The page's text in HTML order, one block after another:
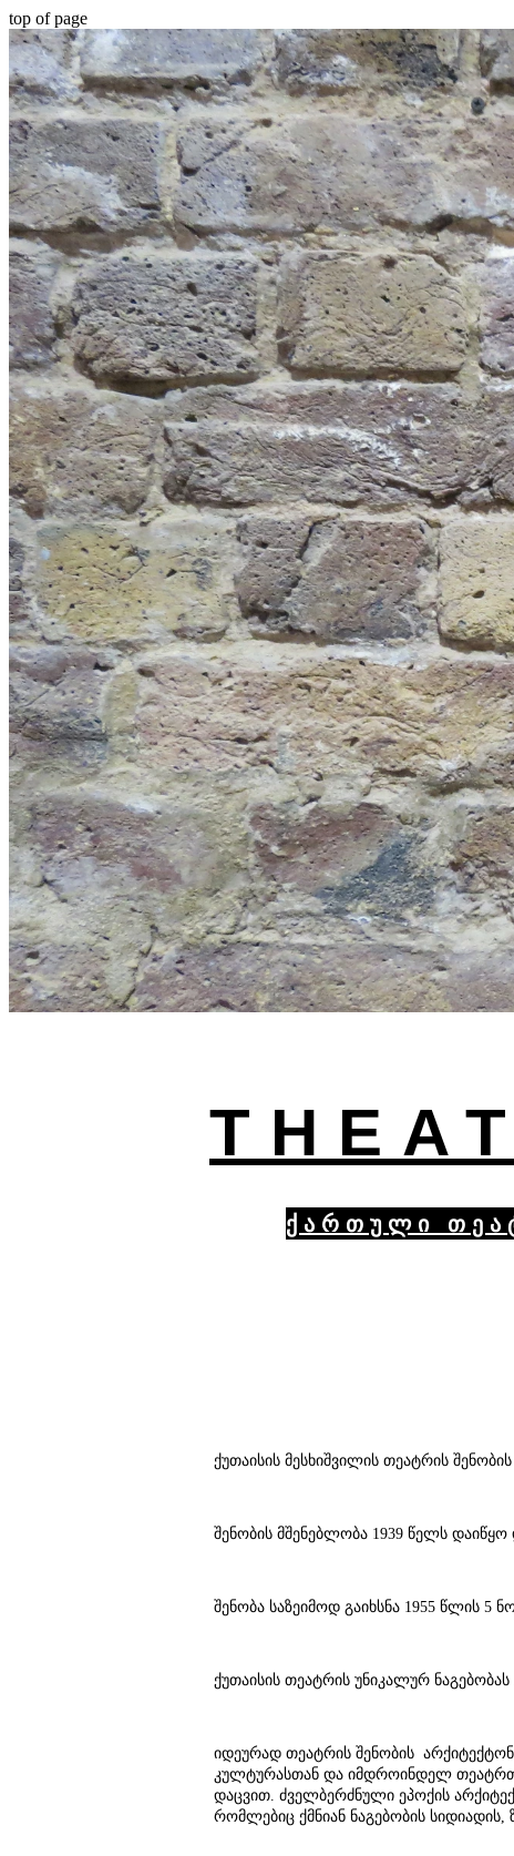
top of page
ქართული
ქუთაისის მესხიშვილის თეატრის
შენობის მშენებლობა 1939 წელს
შენობა საზეიმოდ გაიხსნა 1955 წლის 5
ქუთაისის თეატრის უნიკალურ
იდეურად თეატრის შენობის
კულტურასთან და იმდროინდელ
დაცვით. ძველბერძნული ეპოქის
რომლებიც ქმნიან ნაგებობის